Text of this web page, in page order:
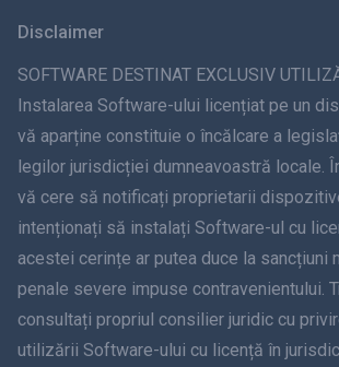
ภาษาไทย
Dansk
हिंदी
עברית
Disclaimer
SOFTWARE DESTINAT EXCLUSIV
Instalarea Software-ului licențiat pe un
vă aparține constituie o încălcare a
legilor jurisdicției dumneavoastră locale.
vă cere să notificați proprietarii
intenționați să instalați Software-ul cu
acestei cerințe ar putea duce la sancțiuni
penale severe impuse contravenientului.
consultați propriul consilier juridic cu
utilizării Software-ului cu licență în